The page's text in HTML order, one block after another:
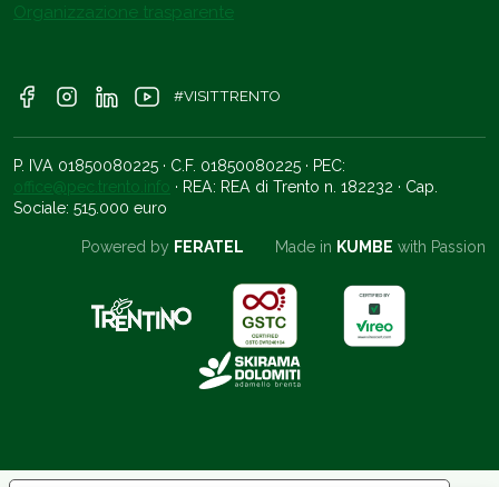
Organizzazione trasparente
#VISITTRENTO
P. IVA 01850080225 · C.F. 01850080225 · PEC:
office@pec.trento.info · REA: REA di Trento n. 182232 · Cap.
Sociale: 515.000 euro
Powered by FERATEL Made in KUMBE with Passion